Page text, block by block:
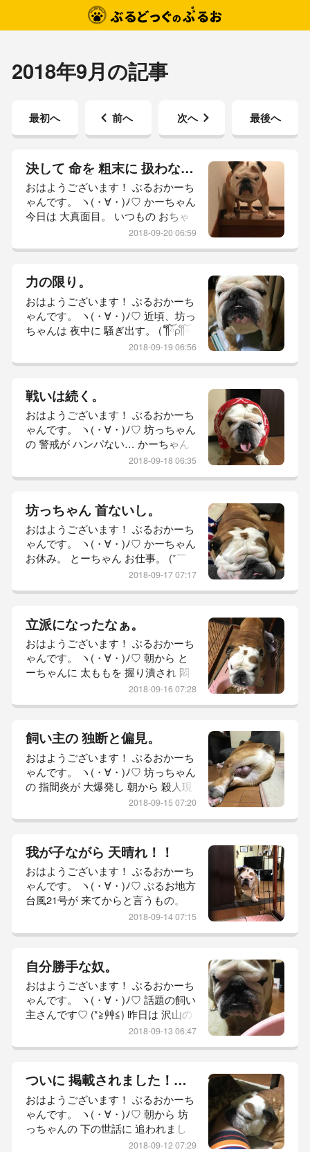
2018年9月の記事
最初へ 前へ 次へ 最後へ
決して 命を 粗末に 扱わないで。
おはようございます！ ぶるおかーち
ゃんです。 ヽ(・∀・)ﾉ♡ かーちゃん
今日は 大真面目。 いつもの おちゃ
らけブログと 違って ちょっと 自分
いないだろうと思う。 何故なら き
っと 皆さん 親バカだから。 かーち
ゃんの 親バカっぷりに 共感を 抱い
てくれているからこそ ここに 訪問
下さり あー♡ やっぱり 今日も 親バ
2018-09-20 06:59
力の限り。
おはようございます！ ぶるおかーち
ゃんです。 ヽ(・∀・)ﾉ♡ 近頃、坊っ
ちゃんは 夜中に 騒ぎ出す。 (´༎ຶོρ༎ຶོ
`) 夜中に 大物さまを 投下し かーち
と、やかまし。 (ｷΦдΦ) キレイ好き
な 坊っちゃん。 自分が 生み出した
ものとはいえ 大物さまの 存在は 許
せんらしい。 トイレトレーに アゴ
乗せ出
2018-09-19 06:56
戦いは続く。
おはようございます！ ぶるおかーち
ゃんです。 ヽ(・∀・)ﾉ♡ 坊っちゃん
の 警戒が ハンパない… かーちゃん
の 行動を ジッと 見つめる。 ΣΣ(ﾟдﾟ
空気が 流れる。 (*￣ｍ￣) んじゃ 後
でしよかな♡ 掃除機さん♡ (*￣ｍ
￣) それでは 参りましょう！ 本日の
坊っちゃん レポ。 【 おはよーごぜ
ーまーす！
2018-09-18 06:35
坊っちゃん 首ないし。
おはようございます！ ぶるおかーち
ゃんです。 ヽ(・∀・)ﾉ♡ かーちゃん
お休み。 とーちゃん お仕事。 (*￣
ｍ￣) 朝から ニュースを 見ている。
の 幕引き。 見ていて 感慨深いもの
がある。 どちらも 女性としての 生
き様を 見せつけられた。 それでは
参りましょう！ 本日の 坊っちゃん
レポ。 【 おはよーごぜーまーす！
2018-09-17 07:17
立派になったなぁ。
おはようございます！ ぶるおかーち
ゃんです。 ヽ(・∀・)ﾉ♡ 朝から と
ーちゃんに 太ももを 握り潰され 悶
絶。 何もせずとも 素晴らしい筋肉
める ぽっちゃりさん。 (ーдー；) 溜
まった 老廃物を マッサージしてく
れたのはえぇんやけどもや！ とーち
ゃんに 絶対 日頃の恨み 晴らされ
た！ (ｷΦдΦ) それでは 参りましょう
2018-09-16 07:28
飼い主の 独断と偏見。
おはようございます！ ぶるおかーち
ゃんです。 ヽ(・∀・)ﾉ♡ 坊っちゃん
の 指間炎が 大爆発し 朝から 殺人現
場になりました。 (´༎ຶོρ༎ຶོ`) 肉球が
飲ませました。 やはり 内臓に 負担
がかかりますしね。 これから先、
否が応でも 薬の 必要性は 出てくる
と思うので なるべく 使いたくはな
いですが… ササッと 治
2018-09-15 07:20
我が子ながら 天晴れ！！
おはようございます！ ぶるおかーち
ゃんです。 ヽ(・∀・)ﾉ♡ ぶるお地方
台風21号が 来てからと言うもの。
ずーっと 雨でございます。 マジで
ーちゃんは！！ 大量の 洗濯もん ど
ーしたらえぇの？？ 干すとこない
し！ んで！！ 大量の 洗濯もん 処理
してる間に 蚊に ぶっすぶすに やら
れたんですけど！！ (ｷΦдΦ)
2018-09-14 07:15
自分勝手な奴。
おはようございます！ ぶるおかーち
ゃんです。 ヽ(・∀・)ﾉ♡ 話題の飼い
主さんです♡ (*≧艸≦) 昨日は 沢山の
コメント ありがとうございました！
た。 そして！！ かーちゃん Instagra
mの フォロワーさんが 一気に 増え
てて これまた 驚き。 Instagramの方
では 動く坊っちゃん を、テーマに
気が向いた時に
2018-09-13 06:47
ついに 掲載されました！！！
おはようございます！ ぶるおかーち
ゃんです。 ヽ(・∀・)ﾉ♡ 朝から 坊
っちゃんの 下の世話に 追われまし
た。 (´༎ຶོρ༎ຶོ`) 朝のシッコをしなかっ
2018-09-12 07:29